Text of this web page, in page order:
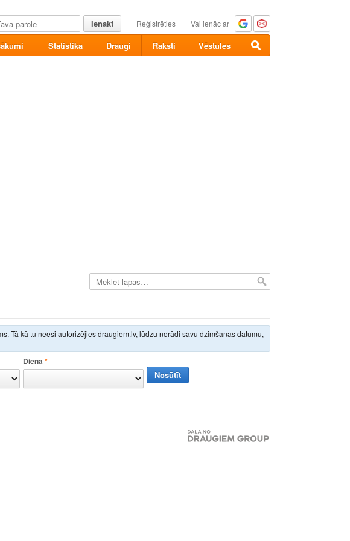
Ienākt Reģistrēties Vai ienāc ar
Statistika Draugi Raksti Vēstules
Tā kā tu neesi autorizējies draugiem.lv, lūdzu norādi savu dzimšanas datumu,
Diena *
Nosūtīt